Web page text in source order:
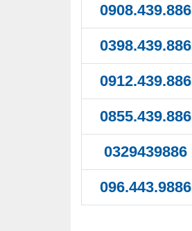
0908.439.886
0398.439.886
0912.439.886
0855.439.886
0329439886
096.443.9886